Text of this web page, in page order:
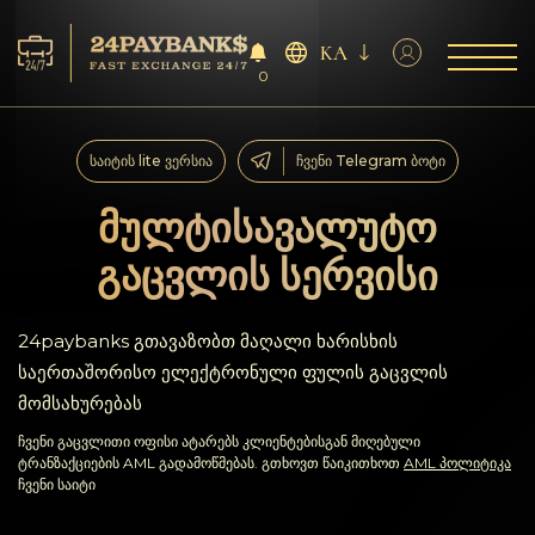
მომსახურება
რეზერვები
პარტნიორებს
გამოხმაურებები
წესები
AML/CFT
0
KA
მულტისავალუტო
გაცვლის სერვისი
საიტის lite ვერსია ჩვენი Telegram ბოტი
24paybanks გთავაზობთ მაღალი ხარისხის
საერთაშორისო ელექტრონული ფულის გაცვლის
მომსახურებას
ჩვენი გაცვლითი ოფისი ატარებს კლიენტებისგან მიღებული
ტრანზაქციების AML გადამოწმებას. გთხოვთ წაიკითხოთ AML პოლიტიკა
ჩვენი საიტი